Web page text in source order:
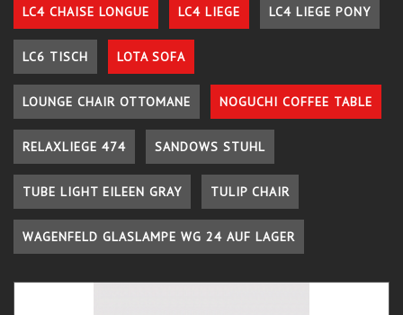
LC4 CHAISE LONGUE LC4 LIEGE LC4 LIEGE PONY
LC6 TISCH LOTA SOFA
LOUNGE CHAIR OTTOMANE NOGUCHI COFFEE TABLE
RELAXLIEGE 474 SANDOWS STUHL
TUBE LIGHT EILEEN GRAY TULIP CHAIR
WAGENFELD GLASLAMPE WG 24 AUF LAGER